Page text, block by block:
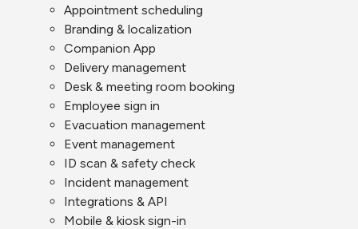
Appointment scheduling
Branding & localization
Companion App
Delivery management
Desk & meeting room booking
Employee sign in
Evacuation management
Event management
ID scan & safety check
Incident management
Integrations & API
Mobile & kiosk sign-in